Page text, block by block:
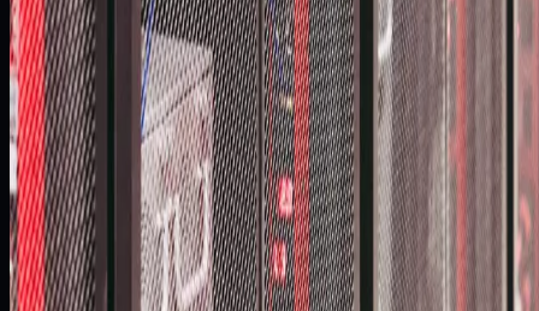
Rezultaty Projektu
Migracja bez przestojów
Modernizacja środowiska przebiegła bez zatrzymywania
operacji finansowych i z zachowaniem pełnej kontroli nad
danymi.